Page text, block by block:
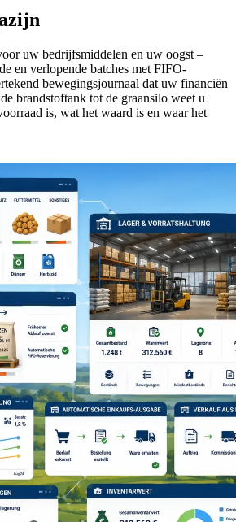
uw bedrijfsmiddelen en uw oogst –
en verlopende batches met FIFO-
bewegingsjournaal dat uw financiën
brandstoftank tot de graansilo weet u
is, wat het waard is en waar het